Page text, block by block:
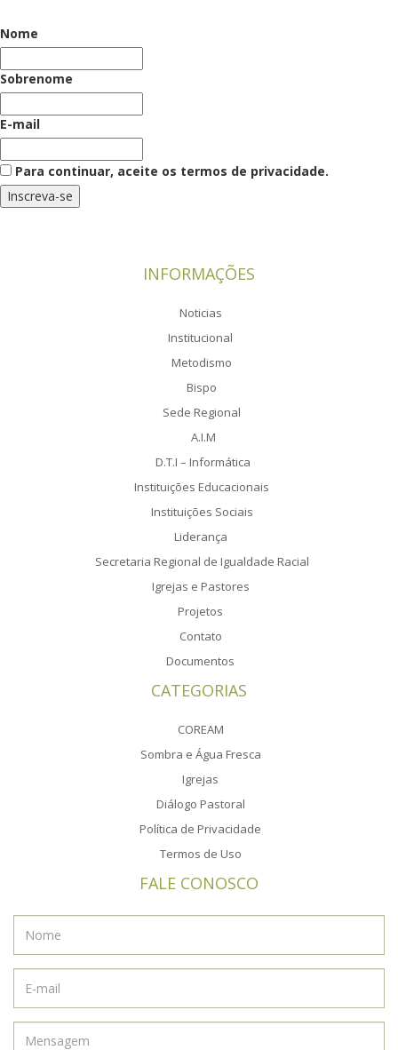
Nome
Sobrenome
E-mail
Para continuar, aceite os termos de privacidade.
INFORMAÇÕES
Noticias
Institucional
Metodismo
Bispo
Sede Regional
A.I.M
D.T.I – Informática
Instituições Educacionais
Instituições Sociais
Liderança
Secretaria Regional de Igualdade Racial
Igrejas e Pastores
Projetos
Contato
Documentos
CATEGORIAS
COREAM
Sombra e Água Fresca
Igrejas
Diálogo Pastoral
Política de Privacidade
Termos de Uso
FALE CONOSCO